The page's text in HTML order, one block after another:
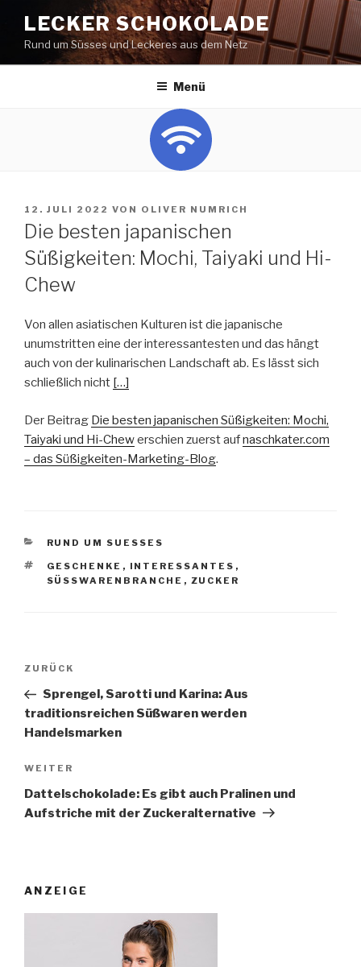
Inhalt
springen
LECKER SCHOKOLADE
Rund um Süsses und Leckeres aus dem Netz
Menü
VERÖFFENTLICHT
AM
12. JULI 2022 VON OLIVER NUMRICH
Die besten japanischen
Süßigkeiten: Mochi, Taiyaki und Hi-
Chew
Von allen asiatischen Kulturen ist die japanische
unumstritten eine der interessantesten und das hängt
auch von der kulinarischen Landschaft ab. Es lässt sich
schließlich nicht […]
Der Beitrag Die besten japanischen Süßigkeiten: Mochi,
Taiyaki und Hi-Chewerschien zuerst aufnaschkater.com
– das Süßigkeiten-Marketing-Blog.
KATEGORIEN
RUND UM SUESSES
SCHLAGWÖRTER
GESCHENKE , INTERESSANTES ,
SÜSSWARENBRANCHE
, ZUCKER
Beitragsnavigation
Vorheriger
Beitrag
ZURÜCK
Sprengel, Sarotti und Karina: Aus
traditionsreichen Süßwaren werden
Handelsmarken
Nächster
Beitrag
WEITER
Dattelschokolade: Es gibt auch Pralinen und
Aufstriche mit der Zuckeralternative
ANZEIGE